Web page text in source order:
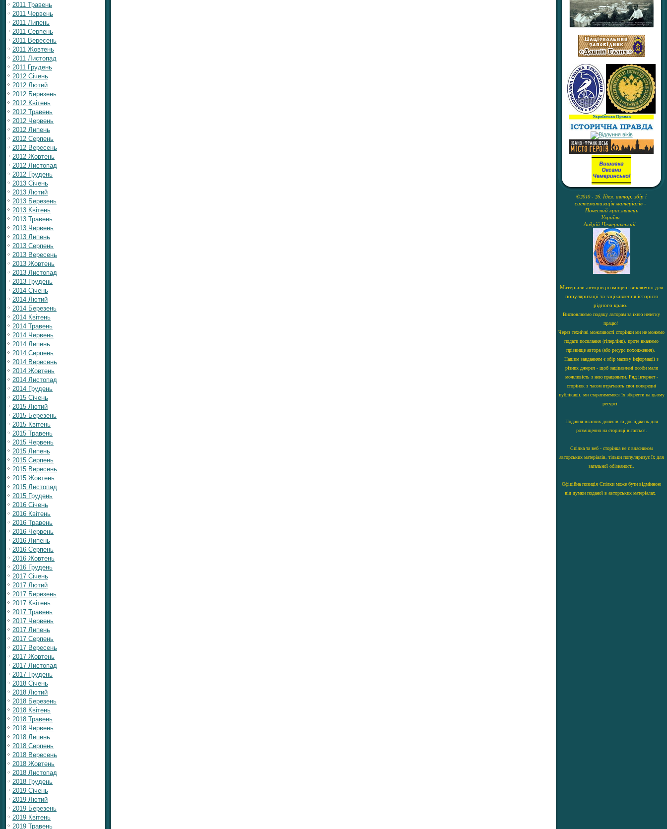
2011 Травень
2011 Червень
2011 Липень
2011 Серпень
2011 Вересень
2011 Жовтень
2011 Листопад
2011 Грудень
2012 Січень
2012 Лютий
2012 Березень
2012 Квітень
2012 Травень
2012 Червень
2012 Липень
2012 Серпень
2012 Вересень
2012 Жовтень
2012 Листопад
2012 Грудень
2013 Січень
2013 Лютий
2013 Березень
2013 Квітень
2013 Травень
2013 Червень
2013 Липень
2013 Серпень
2013 Вересень
2013 Жовтень
2013 Листопад
2013 Грудень
2014 Січень
2014 Лютий
2014 Березень
2014 Квітень
2014 Травень
2014 Червень
2014 Липень
2014 Серпень
2014 Вересень
2014 Жовтень
2014 Листопад
2014 Грудень
2015 Січень
2015 Лютий
2015 Березень
2015 Квітень
2015 Травень
2015 Червень
2015 Липень
2015 Серпень
2015 Вересень
2015 Жовтень
2015 Листопад
2015 Грудень
2016 Січень
2016 Квітень
2016 Травень
2016 Червень
2016 Липень
2016 Серпень
2016 Жовтень
2016 Грудень
2017 Січень
2017 Лютий
2017 Березень
2017 Квітень
2017 Травень
2017 Червень
2017 Липень
2017 Серпень
2017 Вересень
2017 Жовтень
2017 Листопад
2017 Грудень
2018 Січень
2018 Лютий
2018 Березень
2018 Квітень
2018 Травень
2018 Червень
2018 Липень
2018 Серпень
2018 Вересень
2018 Жовтень
2018 Листопад
2018 Грудень
2019 Січень
2019 Лютий
2019 Березень
2019 Квітень
2019 Травень
©2010 - 26. Ідея, автор, збір і
систематизація матеріалів -
Почесний краєзнавець
України
Андрій Чемеринський.
Матеріали авторів розміщені виключно для
популяризації та зацікавлення історією
рідного краю.
Висловлюємо подяку авторам за їхню нелегку
працю!
Через технічні можливості сторінки ми не можемо
подати посилання (гіперлінк), проте вкажемо
прізвище автора (або ресурс походження).
Нашим завданням є збір масиву інформації з
різних джерел - щоб зацікавлені особи мали
можливість з нею працювати. Ряд інтернет -
сторінок з часом втрачають свої попередні
публікації, ми старатимемося їх зберегти на цьому
ресурсі.
Подання власних дописів та досліджень для
розміщення на сторінці вітається.
Спілка та веб - сторінка не є власником
авторських матеріалів, тільки популяризує їх для
загальної обізнаності.
Офіційна позиція Спілки може бути відмінною
від думки поданої в авторських матеріалах.